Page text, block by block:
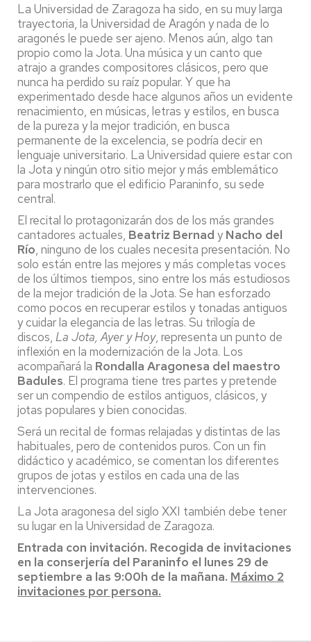
La Universidad de Zaragoza ha sido, en su muy larga
trayectoria, la Universidad de Aragón y nada de lo
aragonés le puede ser ajeno. Menos aún, algo tan
propio como la Jota. Una música y un canto que
atrajo a grandes compositores clásicos, pero que
nunca ha perdido su raíz popular. Y que ha
experimentado desde hace algunos años un evidente
renacimiento, en músicas, letras y estilos, en busca
de la pureza y la mejor tradición, en busca
permanente de la excelencia, se podría decir en
lenguaje universitario. La Universidad quiere estar con
la Jota y ningún otro sitio mejor y más emblemático
para mostrarlo que el edificio Paraninfo, su sede
central.
El recital lo protagonizarán dos de los más grandes
cantadores actuales, Beatriz Bernad y Nacho del
Río, ninguno de los cuales necesita presentación. No
solo están entre las mejores y más completas voces
de los últimos tiempos, sino entre los más estudiosos
de la mejor tradición de la Jota. Se han esforzado
como pocos en recuperar estilos y tonadas antiguos
y cuidar la elegancia de las letras. Su trilogía de
discos, La Jota, Ayer y Hoy, representa un punto de
inflexión en la modernización de la Jota. Los
acompañará la Rondalla Aragonesa del maestro
Badules. El programa tiene tres partes y pretende
ser un compendio de estilos antiguos, clásicos, y
jotas populares y bien conocidas.
Será un recital de formas relajadas y distintas de las
habituales, pero de contenidos puros. Con un fin
didáctico y académico, se comentan los diferentes
grupos de jotas y estilos en cada una de las
intervenciones.
La Jota aragonesa del siglo XXI también debe tener
su lugar en la Universidad de Zaragoza.
Entrada con invitación. Recogida de invitaciones
en la conserjería del Paraninfo el lunes 29 de
septiembre a las 9:00h de la mañana. Máximo 2
invitaciones por persona.